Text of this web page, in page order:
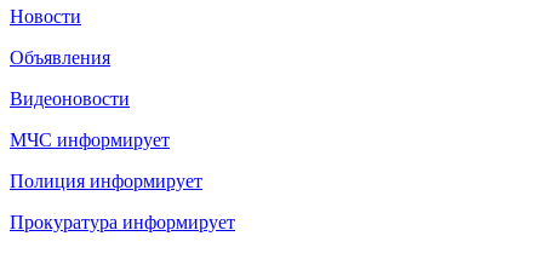
Новости
Объявления
Видеоновости
МЧС информирует
Полиция информирует
Прокуратура информирует